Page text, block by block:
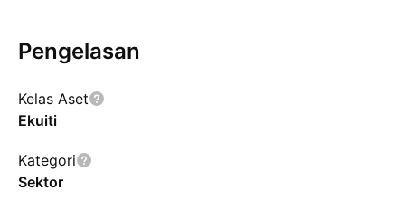
Pengelasan
Kelas Aset
Ekuiti
Kategori
Sektor